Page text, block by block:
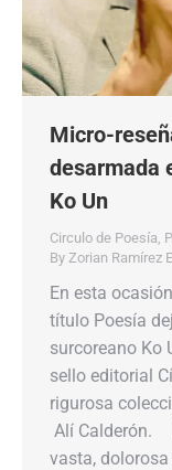
Micro-
desarmada
Ko Un
Circulo de Poesía,
By Zorian Ramírez
En esta
título​​ Poesía
surcoreano​​ Ko
sello editorial​​
rigurosa
Alí Calderón.​​
vasta,